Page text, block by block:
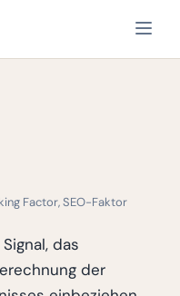
Factor, SEO-Faktor
das
der